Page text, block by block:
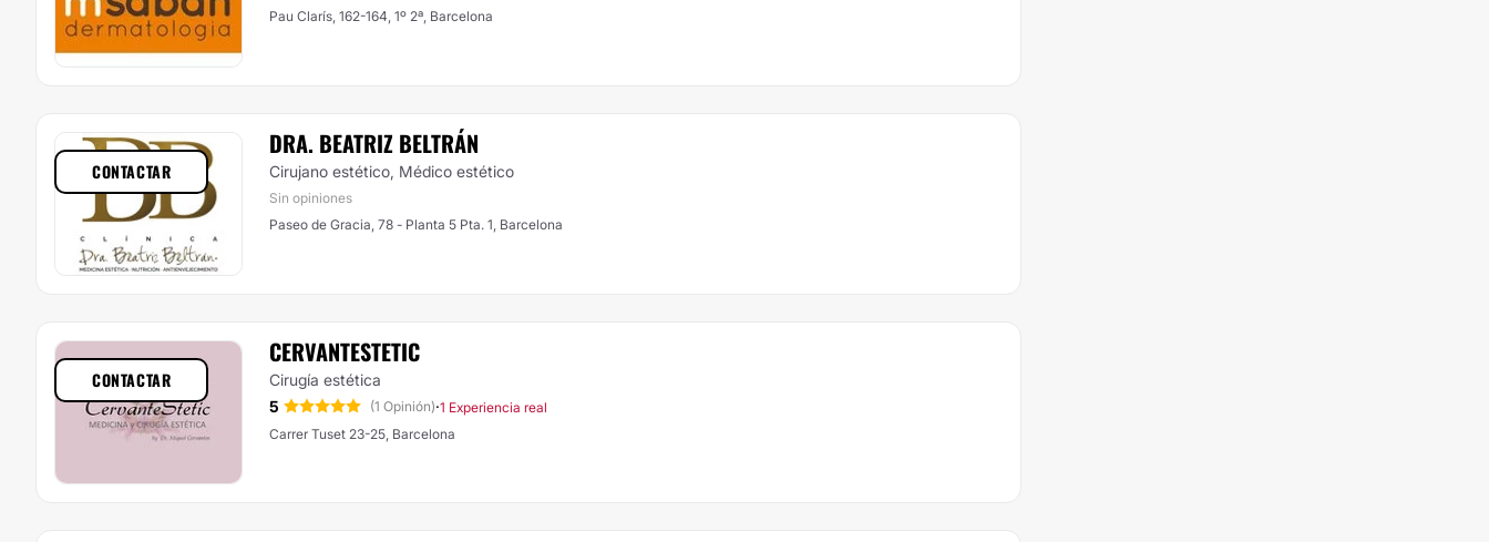
Pau Clarís, 162-164, 1º 2ª, Barcelona
DRA. BEATRIZ BELTRÁN
Cirujano estético, Médico estético
Sin opiniones
Paseo de Gracia, 78 - Planta 5 Pta. 1, Barcelona
CONTACTAR
CERVANTESTETIC
Cirugía estética
5
(1 Opinión)·1 Experiencia real
Carrer Tuset 23-25, Barcelona
CONTACTAR